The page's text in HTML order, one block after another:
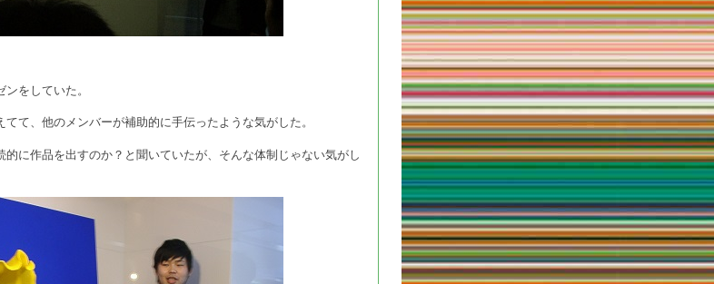
をしていた。
て、他のメンバーが補助的に手伝ったような気がした。
に作品を出すのか？と聞いていたが、そんな体制じゃない気がし